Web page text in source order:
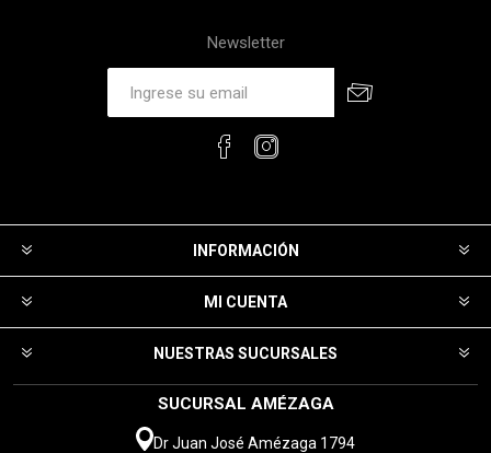
Newsletter
INFORMACIÓN
MI CUENTA
NUESTRAS SUCURSALES
SUCURSAL AMÉZAGA
Dr Juan José Amézaga 1794